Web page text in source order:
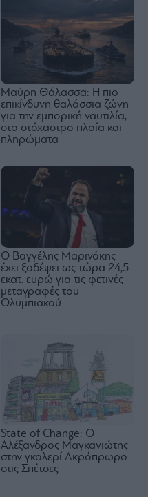
Μαύρη Θάλασσα: Η πιο
επικίνδυνη θαλάσσια ζώνη
για την εμπορική ναυτιλία,
στο στόχαστρο πλοία και
πληρώματα
Ο Βαγγέλης Μαρινάκης
έχει ξοδέψει ως τώρα 24,5
εκατ. ευρώ για τις φετινές
μεταγραφές του
Ολυμπιακού
State of Change: Ο
Αλέξανδρος Μαγκανιώτης
στην γκαλερί Ακρόπρωρο
στις Σπέτσες